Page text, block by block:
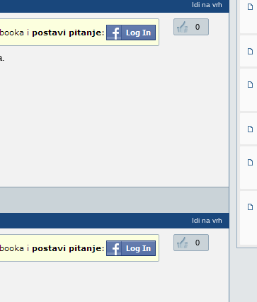
Idi na vrh
0
Idi na vrh
0